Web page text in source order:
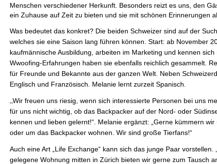
Menschen verschiedener Herkunft. Besonders reizt es uns, den
ein Zuhause auf Zeit zu bieten und sie mit schönen Erinnerungen
Was bedeutet das konkret? Die beiden Schweizer sind auf der
welches sie eine Saison lang führen können. Start: ab November
kaufmännische Ausbildung, arbeiten im Marketing und kennen
Wwoofing-Erfahrungen haben sie ebenfalls reichlich gesammelt.
für Freunde und Bekannte aus der ganzen Welt. Neben
Englisch und Französisch. Melanie lernt zurzeit Spanisch.
„Wir freuen uns riesig, wenn sich interessierte Personen bei uns
für uns nicht wichtig, ob das Backpacker auf der Nord- oder
kennen und lieben gelernt!“. Melanie ergänzt: „Gerne kümmern
oder um das Backpacker wohnen. Wir sind große Tierfans!“
Auch eine Art „Life Exchange“ kann sich das junge Paar vorstellen.
gelegene Wohnung mitten in Zürich bieten wir gerne zum Tausch